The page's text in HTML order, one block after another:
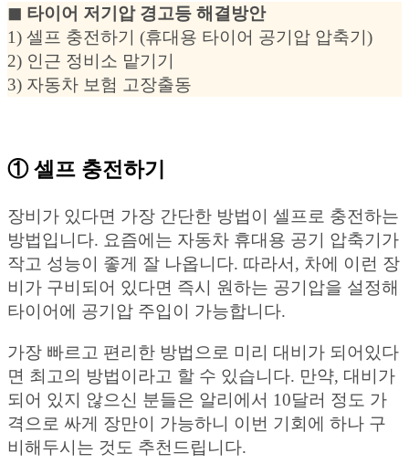
◼︎ 타이어 저기압 경고등 해결방안
1) 셀프 충전하기 (휴대용 타이어 공기압 압축기)
2) 인근 정비소 맡기기
3) 자동차 보험 고장출동
① 셀프 충전하기
장비가 있다면 가장 간단한 방법이 셀프로 충전하는
방법입니다. 요즘에는 자동차 휴대용 공기 압축기가
작고 성능이 좋게 잘 나옵니다. 따라서, 차에 이런 장
비가 구비되어 있다면 즉시 원하는 공기압을 설정해
타이어에 공기압 주입이 가능합니다.
가장 빠르고 편리한 방법으로 미리 대비가 되어있다
면 최고의 방법이라고 할 수 있습니다. 만약, 대비가
되어 있지 않으신 분들은 알리에서 10달러 정도 가
격으로 싸게 장만이 가능하니 이번 기회에 하나 구
비해두시는 것도 추천드립니다.